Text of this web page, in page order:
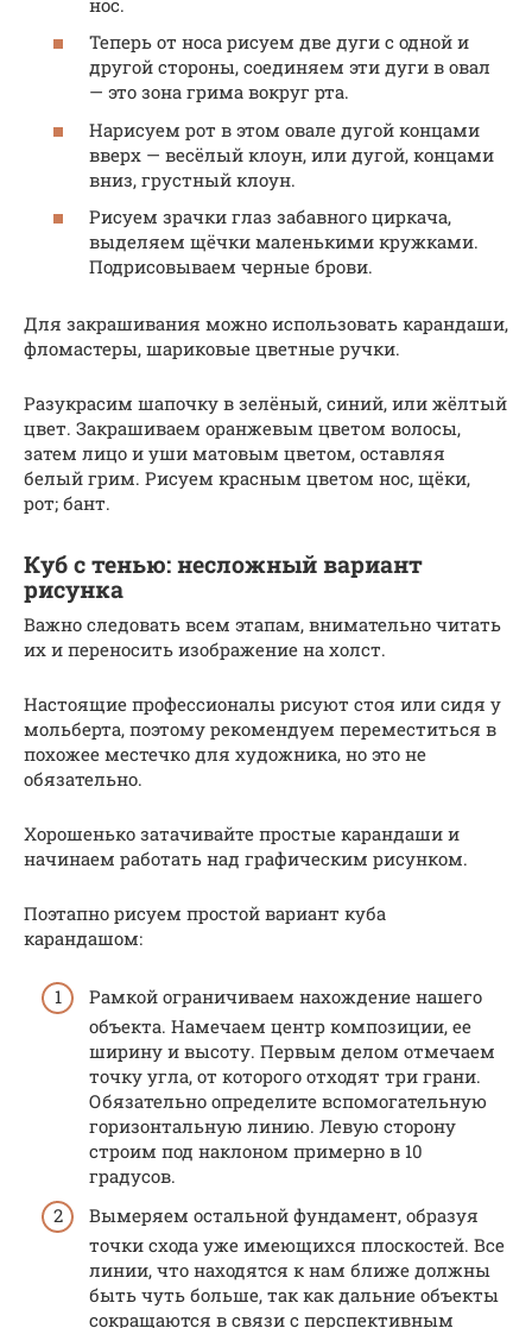
Теперь от носа рисуем две дуги с одной и
другой стороны, соединяем эти дуги в овал
— это зона грима вокруг рта.
Нарисуем рот в этом овале дугой концами
вверх — весёлый клоун, или дугой, концами
вниз, грустный клоун.
Рисуем зрачки глаз забавного циркача,
выделяем щёчки маленькими кружками.
Подрисовываем черные брови.
Для закрашивания можно использовать карандаши,
фломастеры, шариковые цветные ручки.
Разукрасим шапочку в зелёный, синий, или жёлтый
цвет. Закрашиваем оранжевым цветом волосы,
затем лицо и уши матовым цветом, оставляя
белый грим. Рисуем красным цветом нос, щёки,
рот; бант.
Куб с тенью: несложный вариант
рисунка
Важно следовать всем этапам, внимательно читать
их и переносить изображение на холст.
Настоящие профессионалы рисуют стоя или сидя у
мольберта, поэтому рекомендуем переместиться в
похожее местечко для художника, но это не
обязательно.
Хорошенько затачивайте простые карандаши и
начинаем работать над графическим рисунком.
Поэтапно рисуем простой вариант куба
карандашом:
Рамкой ограничиваем нахождение нашего
объекта. Намечаем центр композиции, ее
ширину и высоту. Первым делом отмечаем
точку угла, от которого отходят три грани.
Обязательно определите вспомогательную
горизонтальную линию. Левую сторону
строим под наклоном примерно в 10
градусов.
Вымеряем остальной фундамент, образуя
точки схода уже имеющихся плоскостей. Все
линии, что находятся к нам ближе должны
быть чуть больше, так как дальние объекты
сокращаются в связи с перспективным